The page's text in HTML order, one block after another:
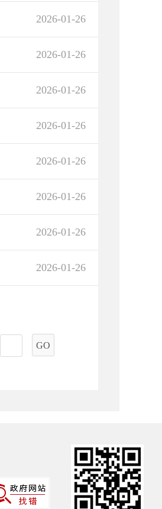
2026-01-26
2026-01-26
2026-01-26
2026-01-26
2026-01-26
2026-01-26
2026-01-26
2026-01-26
GO